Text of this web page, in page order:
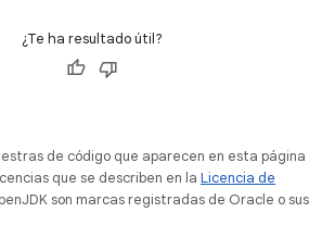
¿Te ha resultado útil?
de código que aparecen en esta página
que se describen en la Licencia de
son marcas registradas de Oracle o sus